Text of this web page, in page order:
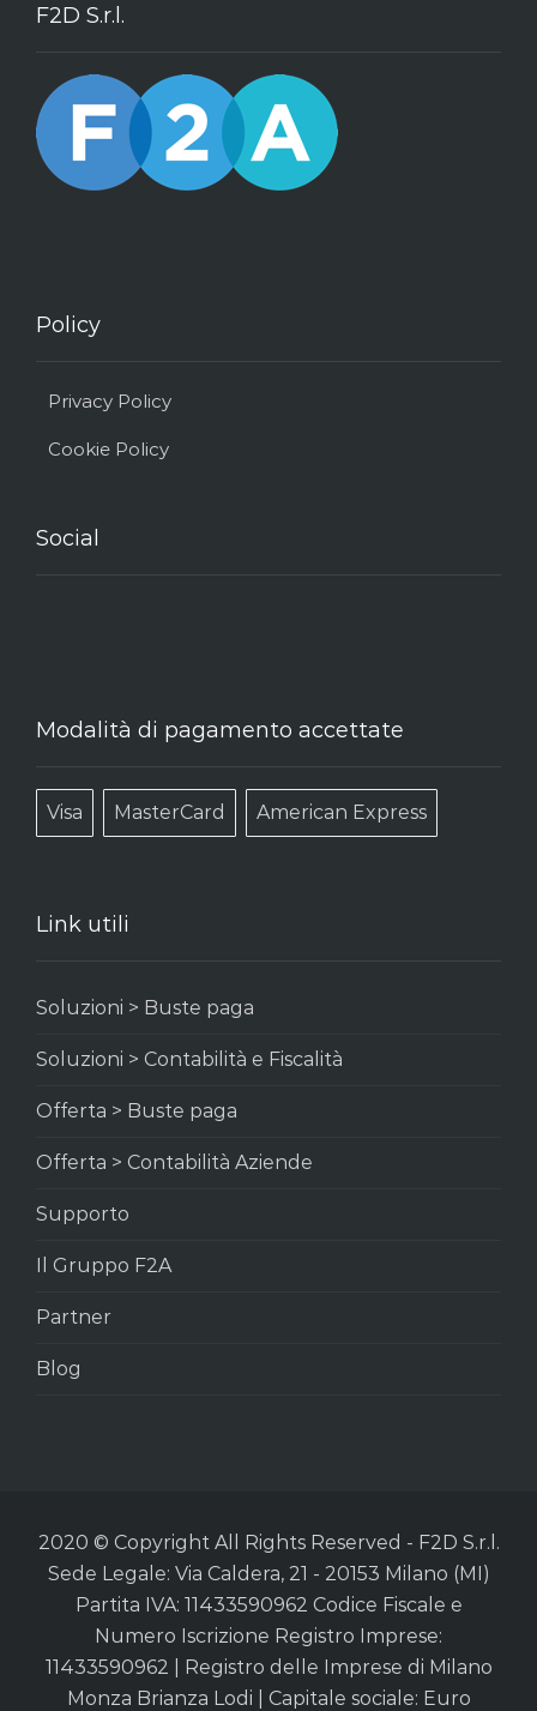
F2D S.r.l.
Policy
Privacy Policy
Cookie Policy
Social
Modalità di pagamento accettate
Visa MasterCard American Express
Link utili
Soluzioni > Buste paga
Soluzioni > Contabilità e Fiscalità
Offerta > Buste paga
Offerta > Contabilità Aziende
Supporto
Il Gruppo F2A
Partner
Blog
2020 © Copyright All Rights Reserved - F2D S.r.l.
Sede Legale: Via Caldera, 21 - 20153 Milano (MI)
Partita IVA: 11433590962 Codice Fiscale e
Numero Iscrizione Registro Imprese:
11433590962 | Registro delle Imprese di Milano
Monza Brianza Lodi | Capitale sociale: Euro